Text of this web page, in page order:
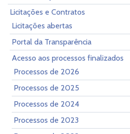
Licitações e Contratos
Licitações abertas
Portal da Transparência
Acesso aos processos finalizados
Processos de 2026
Processos de 2025
Processos de 2024
Processos de 2023